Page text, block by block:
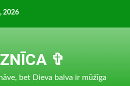
2026
✞
bet Dieva balva ir mūžīga